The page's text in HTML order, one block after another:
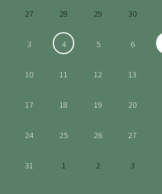
27 28 29 30
3 4 5 6
10 11 12 13
17 18 19 20
24 25 26 27
31 1 2 3